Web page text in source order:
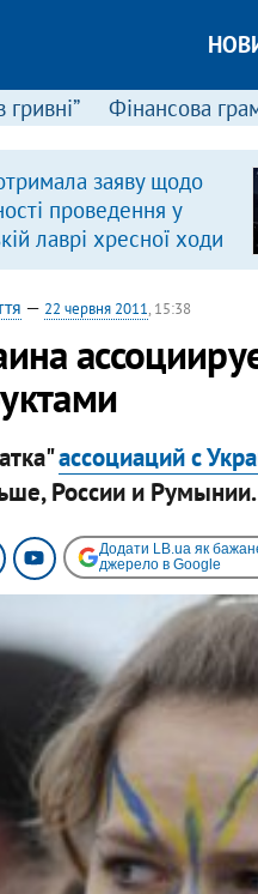
гривні” Фінансова
заяву щодо
проведення у
лаврі хресної ходи
— 22 червня 2011, 15:38
ассоциаций с
России и Румынии.
Додати LB.ua як
джерело в Google